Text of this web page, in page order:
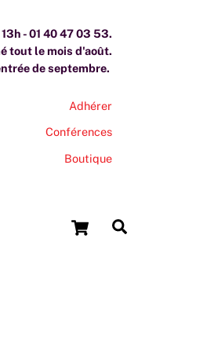
Cart
- 01 40 47 03 53.
tout le mois d'août.
de septembre.
Adhérer
Conférences
Boutique